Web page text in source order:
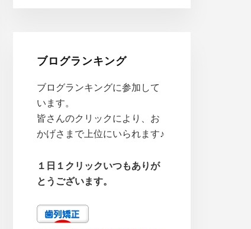
ブログランキング
ブログランキングに参加して
います。
皆さんのクリックにより、お
かげさまで上位にいられます♪
１日１クリックいつもありが
とうございます。